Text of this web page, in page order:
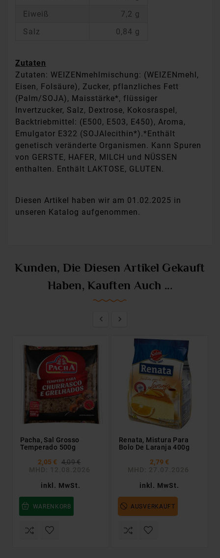
Eiweiß
7,2 g
Salz
0,84 g
Zutaten
Zutaten: WEIZENmehlmischung: (WEIZENmehl,
Eisen, Folsäure), Zucker, pflanzliches Fett
(Palm/SOJA), Maisstärke*, flüssiger
Invertzucker, Salz, Dextrose, Kokosraspel,
Backtriebmittel: (E500, E503, E450), Aroma,
Emulgator E322 (SOJAlecithin*).*Enthält
genetisch veränderte Organismen. Kann Spuren
von GERSTE, HAFER, MILCH und NÜSSEN
enthalten. Enthält LAKTOSE, GLUTEN.
Diesen Artikel haben wir am 01.02.2025 in
unseren Katalog aufgenommen.
Kunden, Die Diesen Artikel Gekauft
Haben, Kauften Auch ...
 
Pacha, Sal Grosso
Temperado 500g
2,05 €
4,09 €
inkl. MwSt.
WARENKORB
Renata, Mistura Para
Bolo De Laranja 400g
2,79 €
inkl. MwSt.
AUSVERKAUFT